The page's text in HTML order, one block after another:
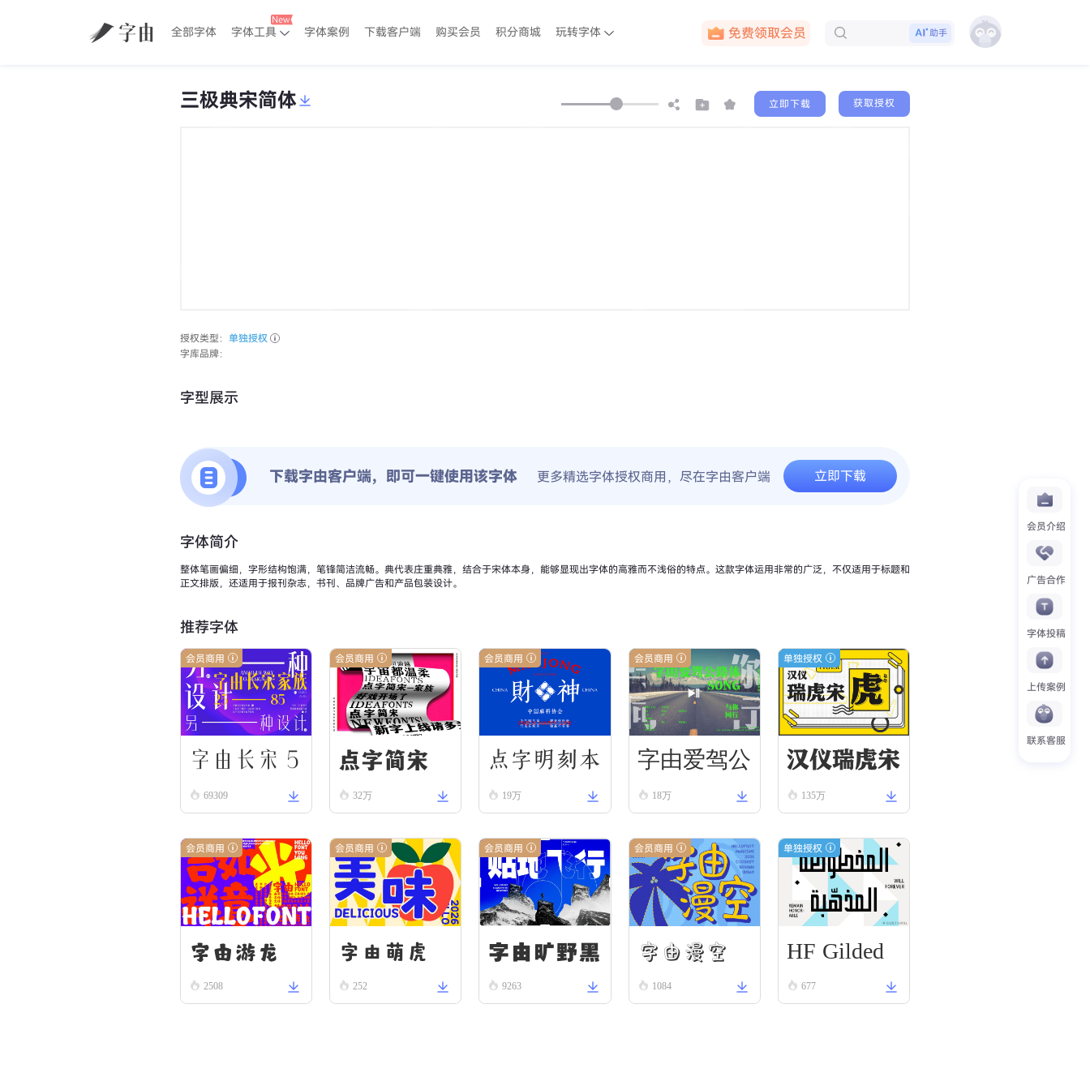
全部字体 字体工具 字体案例 下载客户端 购买会员 积分商城 玩转字体
免费领取会员
助手
会员介绍
广告合作
字体投稿
上传案例
联系客服
三极典宋简体 立即下载 获取授权
授权类型： 单独授权
字库品牌：
字型展示
下载字由客户端，即可一键使用该字体 更多精选字体授权商用，尽在字由客户端 立即下载
字体简介
整体笔画偏细，字形结构饱满，笔锋简洁流畅。典代表庄重典雅，结合于宋体本身，能够显现出字体的高雅而不浅俗的特点。这款字体运用非常的广泛，不仅适用于标题和
正文排版，还适用于报刊杂志，书刊、品牌广告和产品包装设计。
推荐字体
会员商用
字由长宋 5
569309
会员商用
点字简宋
32万
会员商用
点字明刻本
婉宋
19万
会员商用
字由爱驾公
路体-宋
18万
单独授权
汉仪瑞虎宋
W135万
会员商用
字由游龙
2508
会员商用
字由萌虎
252
会员商用
字由旷野黑
9263
会员商用
字由漫空
1084
单独授权
HF Gilded
Scroll
677